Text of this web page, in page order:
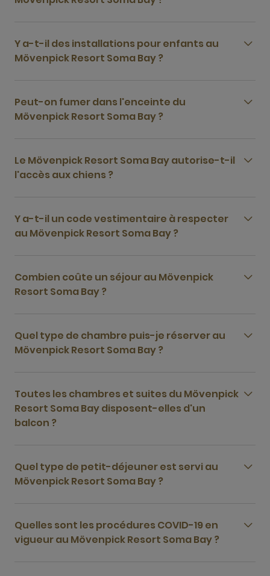
Y a-t-il des installations pour enfants au
Mövenpick Resort Soma Bay ?
Peut-on fumer dans l'enceinte du
Mövenpick Resort Soma Bay ?
Le Mövenpick Resort Soma Bay autorise-t-il
l'accès aux chiens ?
Y a-t-il un code vestimentaire à respecter
au Mövenpick Resort Soma Bay ?
Combien coûte un séjour au Mövenpick
Resort Soma Bay ?
Quel type de chambre puis-je réserver au
Mövenpick Resort Soma Bay ?
Toutes les chambres et suites du Mövenpick
Resort Soma Bay disposent-elles d'un
balcon ?
Quel type de petit-déjeuner est servi au
Mövenpick Resort Soma Bay ?
Quelles sont les procédures COVID-19 en
vigueur au Mövenpick Resort Soma Bay ?